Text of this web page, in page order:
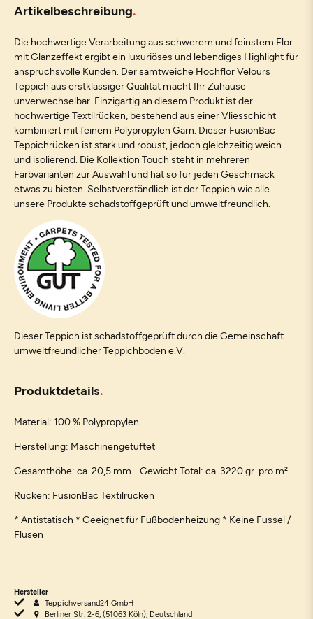
Artikelbeschreibung
Die hochwertige Verarbeitung aus schwerem und feinstem Flor
mit Glanzeffekt ergibt ein luxuriöses und lebendiges Highlight für
anspruchsvolle Kunden. Der samtweiche Hochflor Velours
Teppich aus erstklassiger Qualität macht Ihr Zuhause
unverwechselbar. Einzigartig an diesem Produkt ist der
hochwertige Textilrücken, bestehend aus einer Vliesschicht
kombiniert mit feinem Polypropylen Garn. Dieser FusionBac
Teppichrücken ist stark und robust, jedoch gleichzeitig weich
und isolierend. Die Kollektion Touch steht in mehreren
Farbvarianten zur Auswahl und hat so für jeden Geschmack
etwas zu bieten. Selbstverständlich ist der Teppich wie alle
unsere Produkte schadstoffgeprüft und umweltfreundlich.
Dieser Teppich ist schadstoffgeprüft durch die Gemeinschaft
umweltfreundlicher Teppichboden e.V.
Produktdetails
Material: 100 % Polypropylen
Herstellung: Maschinengetuftet
Gesamthöhe: ca. 20,5 mm - Gewicht Total: ca. 3220 gr. pro m²
Rücken: FusionBac Textilrücken
* Antistatisch * Geeignet für Fußbodenheizung * Keine Fussel /
Flusen
Hersteller
Teppichversand24 GmbH
Berliner Str. 2-6, (51063 Köln), Deutschland